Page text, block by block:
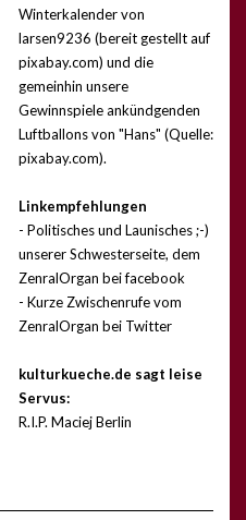
Winterkalender von
larsen9236 (bereit gestellt auf
pixabay.com) und die
gemeinhin unsere
Gewinnspiele ankündgenden
Luftballons von "Hans" (Quelle:
pixabay.com).
Linkempfehlungen
- Politisches und Launisches ;-)
unserer Schwesterseite, dem
ZenralOrgan bei facebook
- Kurze Zwischenrufe vom
ZenralOrgan bei Twitter
kulturkueche.de sagt leise
Servus:
R.I.P. Maciej Berlin